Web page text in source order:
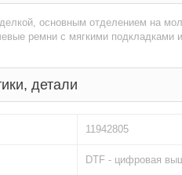
основным отделением на
ремни с мягкими подкладками
детали
11942805
DTF - цифровая